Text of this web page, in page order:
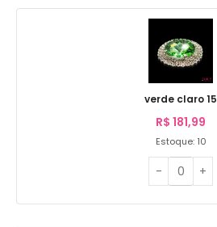
verde claro 15
R$ 181,99
Estoque: 10